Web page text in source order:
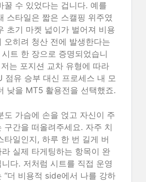
꿀 수 있었다는 겁니다. 예를
스타일은 짧은 스캘핑 위주였
초기 마켓 넓이가 벌어져 비용
오히려 청산 전에 발생한다는
트 한 장으로 증명되었습니
는 포지션 교차 유형에 따라
점유 승부 대신 프로세스 내 모
낮을 MT5 활용전을 선택했죠.
도 가슴에 손을 얹고 자신이 주
구간을 떠올려주세요. 자주 치
타일인지, 하루 한 번 길게 버
실제 타게팅하는 항목이 완
다. 저처럼 시트를 직접 운영
“더 비용적 side에서 나를 강하